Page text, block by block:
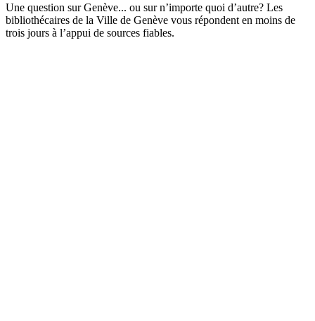
Une question sur Genève... ou sur n’importe quoi d’autre? Les
bibliothécaires de la Ville de Genève vous répondent en moins de
trois jours à l’appui de sources fiables.